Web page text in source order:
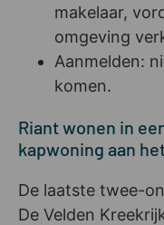
makelaar,
omgeving
Aanmelden:
komen.
Riant wonen in
kapwoning aan
De laatste twee-
De Velden